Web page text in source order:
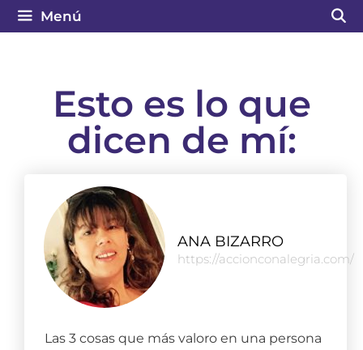
Menú
Esto es lo que
dicen de mí:
ANA BIZARRO
https://accionconalegria.com/
Las 3 cosas que más valoro en una persona